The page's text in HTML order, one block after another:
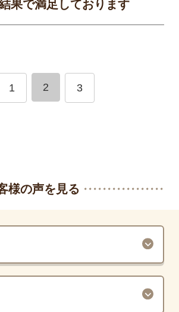
果で満足しております
1 2 3
様の声を見る